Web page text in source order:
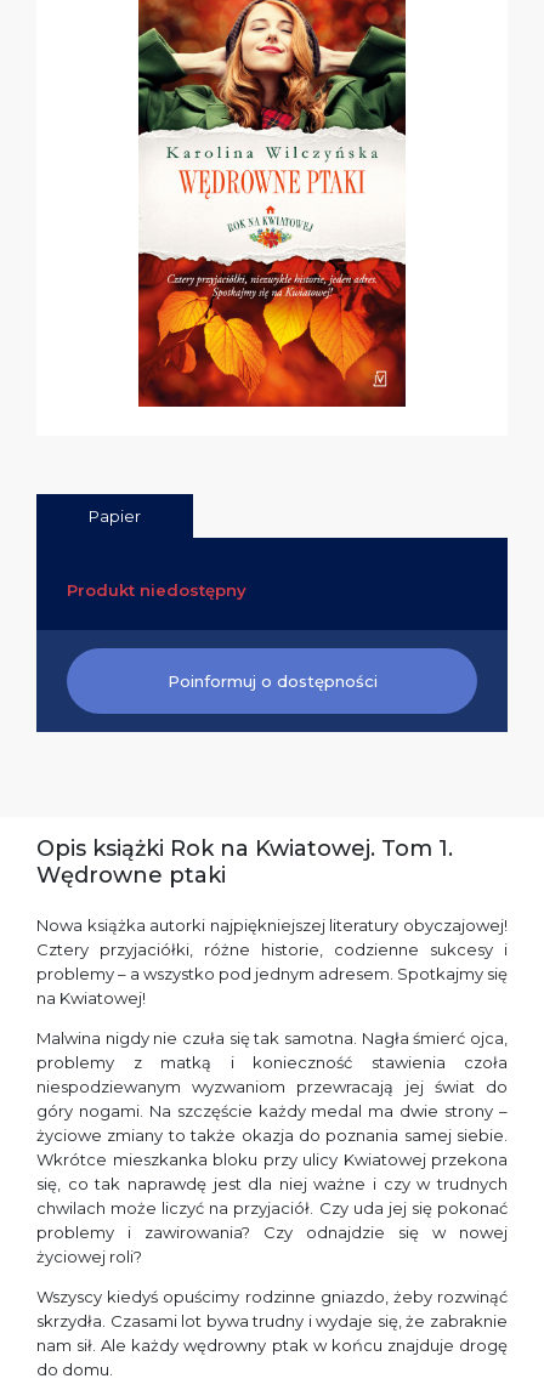
Papier
Produkt niedostępny
Poinformuj o dostępności
Opis książki Rok na Kwiatowej. Tom 1.
Wędrowne ptaki
Nowa książka autorki najpiękniejszej literatury obyczajowej!
Cztery przyjaciółki, różne historie, codzienne sukcesy i
problemy – a wszystko pod jednym adresem. Spotkajmy się
na Kwiatowej!
Malwina nigdy nie czuła się tak samotna. Nagła śmierć ojca,
problemy z matką i konieczność stawienia czoła
niespodziewanym wyzwaniom przewracają jej świat do
góry nogami. Na szczęście każdy medal ma dwie strony –
życiowe zmiany to także okazja do poznania samej siebie.
Wkrótce mieszkanka bloku przy ulicy Kwiatowej przekona
się, co tak naprawdę jest dla niej ważne i czy w trudnych
chwilach może liczyć na przyjaciół. Czy uda jej się pokonać
problemy i zawirowania? Czy odnajdzie się w nowej
życiowej roli?
Wszyscy kiedyś opuścimy rodzinne gniazdo, żeby rozwinąć
skrzydła. Czasami lot bywa trudny i wydaje się, że zabraknie
nam sił. Ale każdy wędrowny ptak w końcu znajduje drogę
do domu.